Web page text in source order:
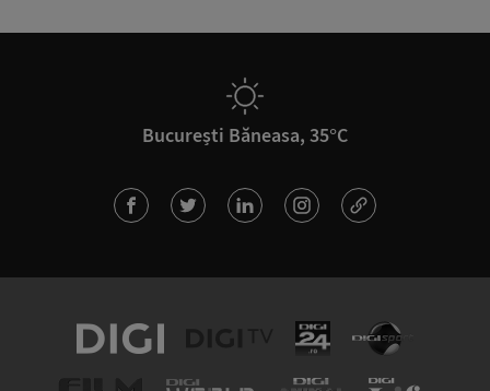
București Băneasa, 35°C